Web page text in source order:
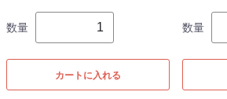
数量
カートに入れる
数量